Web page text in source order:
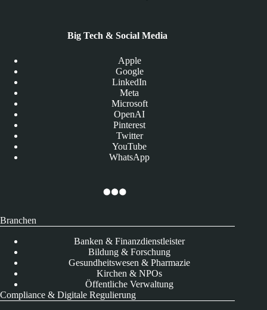
Big Tech & Social Media
Apple
Google
LinkedIn
Meta
Microsoft
OpenAI
Pinterest
Twitter
YouTube
WhatsApp
Branchen
Banken & Finanzdienstleister
Bildung & Forschung
Gesundheitswesen & Pharmazie
Kirchen & NPOs
Öffentliche Verwaltung
Compliance & Digitale Regulierung